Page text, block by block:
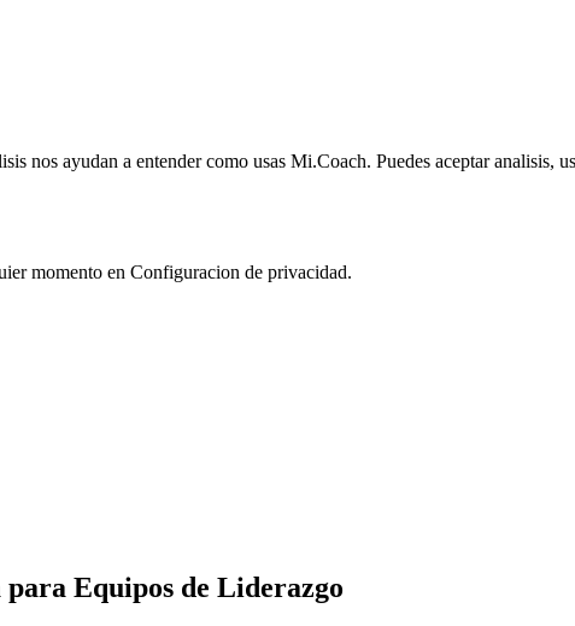
nos ayudan a entender como usas Mi.Coach. Puedes aceptar analisis,
momento en Configuracion de privacidad.
Equipos de Liderazgo